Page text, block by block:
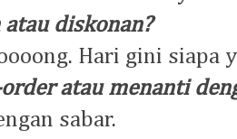
atau diskonan?
Hari gini siapa
atau menanti
sabar.